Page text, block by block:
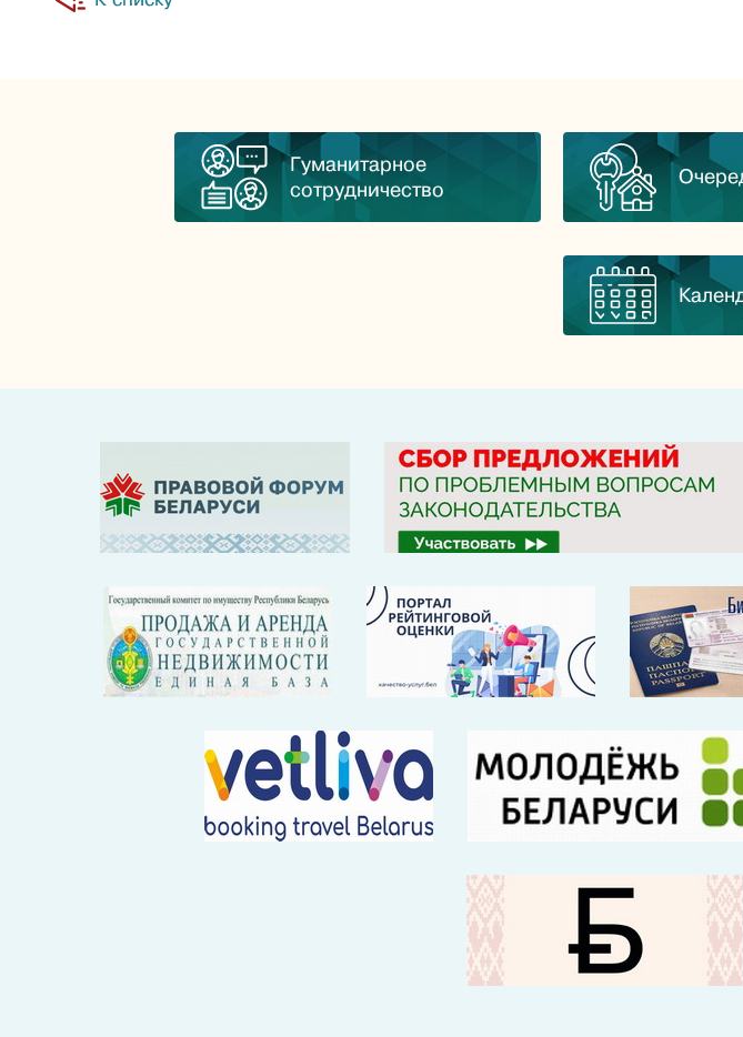
Гуманитарное
сотрудничество